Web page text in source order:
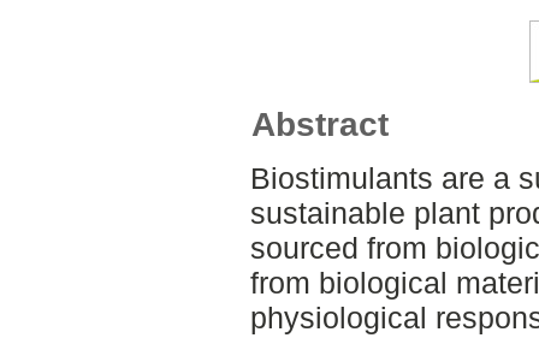
Abstract
Biostimulants are a
sustainable plant
sourced from
from biological
physiological